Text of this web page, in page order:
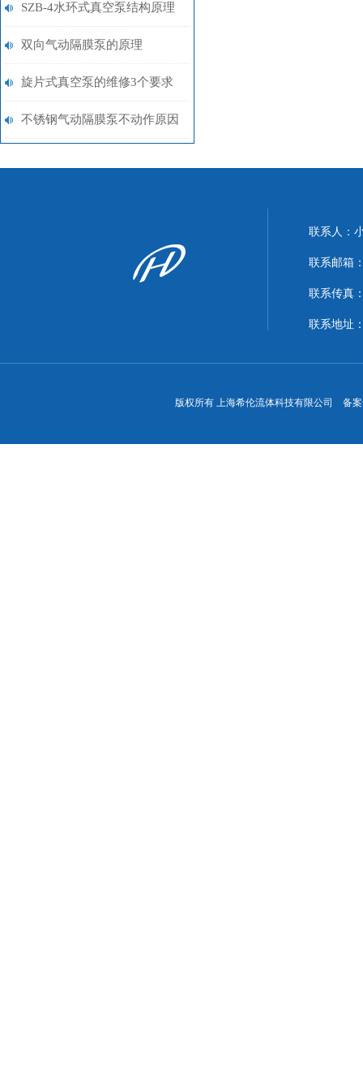
SZB-4水环式真空泵结构原理
双向气动隔膜泵的原理
旋片式真空泵的维修3个要求
不锈钢气动隔膜泵不动作原因
联系人：
联系邮箱
联系传真
联系地址
版权所有 上海希伦流体科技有限公司 备